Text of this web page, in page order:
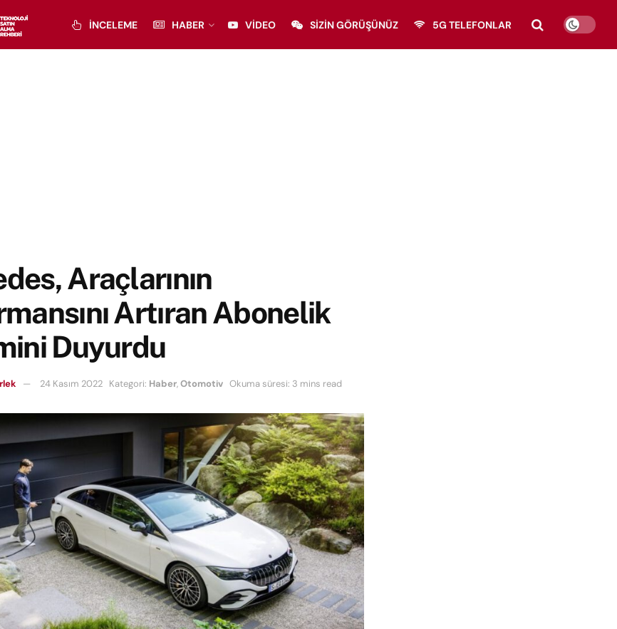
İNCELEME HABER VIDEO SIZIN GÖRÜŞÜNÜZ 5G TELEFONLAR
Araçlarının
Artıran Abonelik
Duyurdu
24 Kasım 2022 Kategori: Haber,Otomotiv Okuma süresi: 3 mins read